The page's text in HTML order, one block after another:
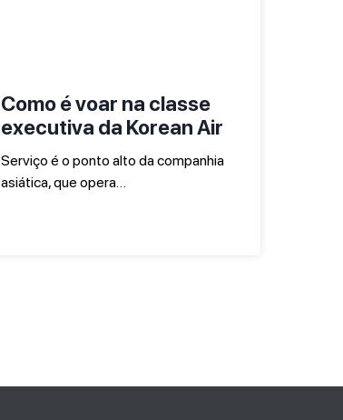
Como é voar na classe
executiva da Korean Air
Serviço é o ponto alto da companhia
asiática, que opera…